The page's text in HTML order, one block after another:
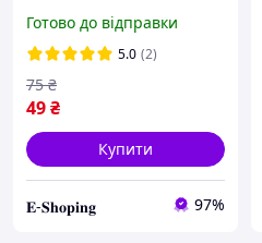
Button Stickers Green
Готово до відправки
5.0 (2)
49₴
75 ₴
Купити
𝐄-𝐒𝐡𝐨𝐩𝐢𝐧𝐠 97%